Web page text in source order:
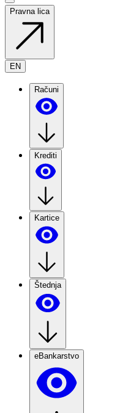
Pravna lica
EN
Računi
Krediti
Kartice
Štednja
eBankarstvo